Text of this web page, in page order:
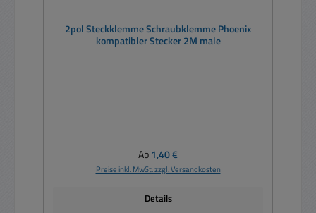
2pol Steckklemme Schraubklemme Phoenix
kompatibler Stecker 2M male
Regulärer Preis:
Ab1,40 €
Preise inkl. MwSt. zzgl. Versandkosten
Details